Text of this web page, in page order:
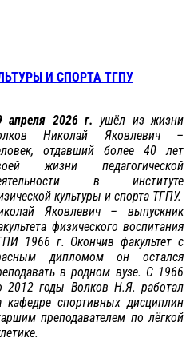
И СПОРТА ТГПУ
апреля 2026 г. ушёл из жизни
Николай Яковлевич –
отдавший более 40 лет
жизни педагогической
в институте
культуры и спорта ТГПУ.
Яковлевич – выпускник
физического воспитания
1966 г. Окончив факультет с
дипломом он остался
в родном вузе. С 1966
2012 годы Волков Н.Я. работал
кафедре спортивных дисциплин
преподавателем по лёгкой